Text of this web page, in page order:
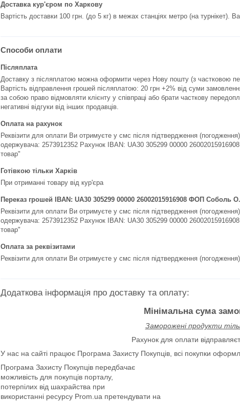
Доставка кур'єром по Харкову
Вартість доставки 100 грн. (до 5 кг) в межах станціях метро (на турнікет).
Способи оплати
Післяплата
Доставку з післяплатою можна оформити через Нову пошту (з частковою
Вартість відправлення грошей післяплатою: 20 грн +2% від суми
за собою право відмовляти клієнту у співпраці або брати часткову
негативні відгуки від інших продавців.
Оплата на рахунок
Реквізити для оплати Ви отримуєте у смс після підтвердження
одержувача: 2573912352 Рахунок IBAN: UA30 305299 00000
товар"
Готівкою тільки Харків
При отриманні товару від кур'єра
Переказ грошей IBAN: UA30 305299 00000 26002015916908 ФОП Соболь
Реквізити для оплати Ви отримуєте у смс після підтвердження
одержувача: 2573912352 Рахунок IBAN: UA30 305299 00000
товар"
Оплата за реквізитами
Реквізити для оплати Ви отримуєте у смс після підтвердження
Мінімальна сума
Заморожені продукти
Рахунок для оплати
У нас на сайті працює Програма Захисту Покупців, всі покупки
Програма Захисту Покупців передбачає
можливість для покупців порталу,
потерпілих від шахрайства при
використанні ресурсу Prom.ua претендувати на